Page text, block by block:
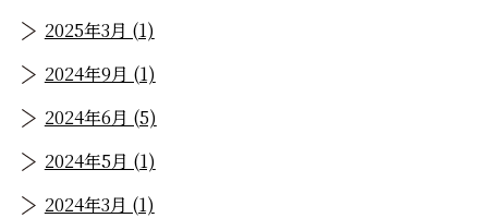
2025年3月 (1)
2024年9月 (1)
2024年6月 (5)
2024年5月 (1)
2024年3月 (1)